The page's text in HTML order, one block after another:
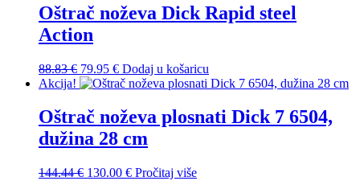
Oštrač noževa Dick Rapid steel
Action
88.83€ 79.95 € Dodaj u košaricu
Akcija!
Oštrač noževa plosnati Dick 7 6504,
dužina 28 cm
144.44€ 130.00 € Pročitaj više